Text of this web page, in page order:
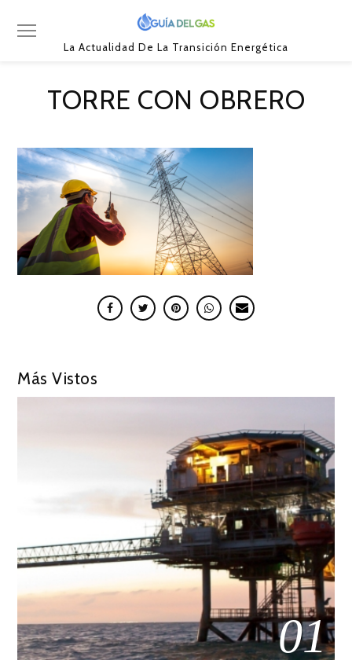
La Actualidad De La Transición Energética
TORRE CON OBRERO
Más Vistos
01